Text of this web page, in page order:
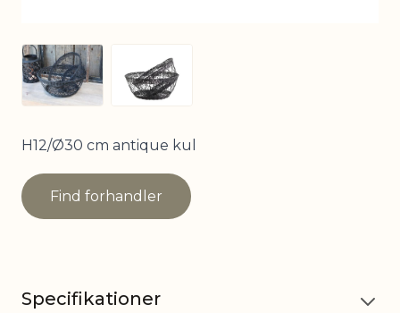
View larger imageView larger image
H12/Ø30 cm antique kul
Find forhandler
Specifikationer